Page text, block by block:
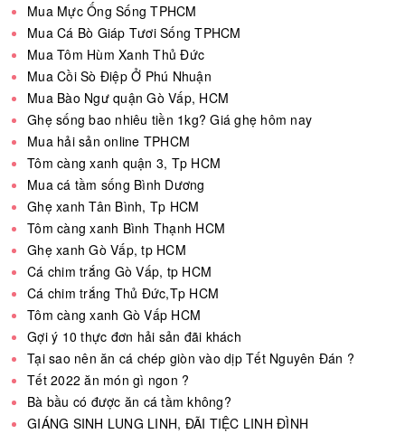
Mua Mực Ống Sống TPHCM
Mua Cá Bò Giáp Tươi Sống TPHCM
Mua Tôm Hùm Xanh Thủ Đức
Mua Cồi Sò Điệp Ở Phú Nhuận
Mua Bào Ngư quận Gò Vấp, HCM
Ghẹ sống bao nhiêu tiền 1kg? Giá ghẹ hôm nay
Mua hải sản online TPHCM
Tôm càng xanh quận 3, Tp HCM
Mua cá tầm sống Bình Dương
Ghẹ xanh Tân Bình, Tp HCM
Tôm càng xanh Bình Thạnh HCM
Ghẹ xanh Gò Vấp, tp HCM
Cá chim trắng Gò Vấp, tp HCM
Cá chim trắng Thủ Đức,Tp HCM
Tôm càng xanh Gò Vấp HCM
Gợi ý 10 thực đơn hải sản đãi khách
Tại sao nên ăn cá chép giòn vào dịp Tết Nguyên Đán ?
Tết 2022 ăn món gì ngon ?
Bà bầu có được ăn cá tầm không?
GIÁNG SINH LUNG LINH, ĐÃI TIỆC LINH ĐÌNH